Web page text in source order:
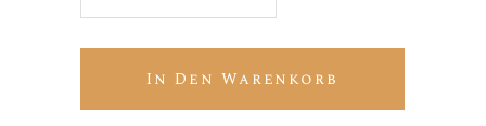
In Den Warenkorb